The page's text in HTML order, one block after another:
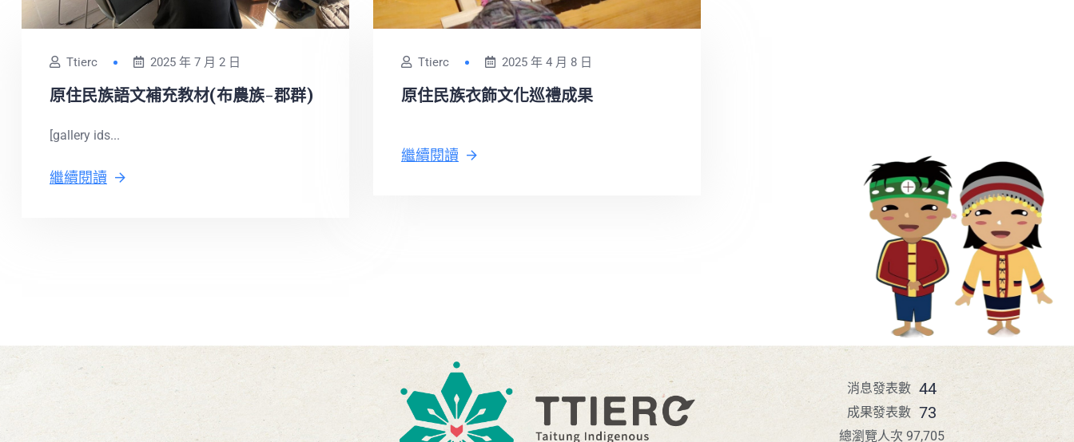
Ttierc 2025 年 7 月 2 日
原住民族語文補充教材(布農族-郡群)
[gallery ids...
繼續閱讀
Ttierc 2025 年 4 月 8 日
原住民族衣飾文化巡禮成果
繼續閱讀
44
消息發表數
73
成果發表數
總瀏覽人次 97,705